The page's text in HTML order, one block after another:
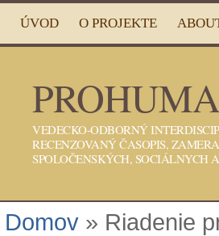
VEDECKO-ODBORNÝ
RECENZOVANÝ ČASOPIS,
SPOLOČENSKÝCH, SOCIÁLNYCH
ÚVOD O PROJEKTE
Domov » Riadenie